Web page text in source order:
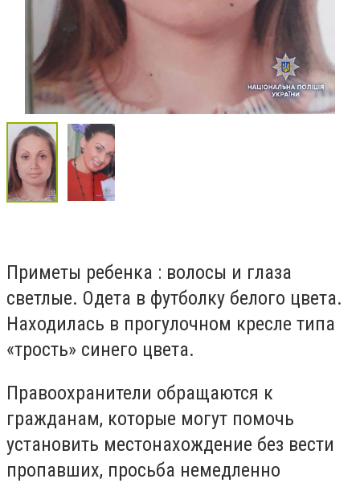
Приметы ребенка : волосы и глаза
светлые. Одета в футболку белого цвета.
Находилась в прогулочном кресле типа
«трость» синего цвета.
Правоохранители обращаются к
гражданам, которые могут помочь
установить местонахождение без вести
пропавших, просьба немедленно